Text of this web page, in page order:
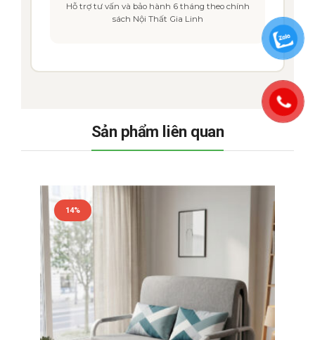
Hỗ trợ tư vấn và bảo hành 6 tháng theo chính
sách Nội Thất Gia Linh
Sản phẩm liên quan
14%